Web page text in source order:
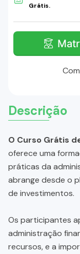
Grátis.
Descrição
O Curso Grátis
oferece uma
práticas da
abrange desde o
de investimentos.
Os participantes
administração
recursos, e a